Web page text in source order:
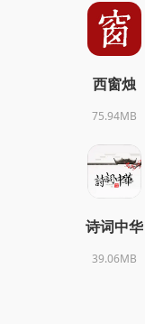
西窗烛
75.94MB
诗词中华
39.06MB